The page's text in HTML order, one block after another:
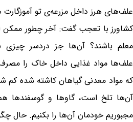
علف‌های هرز داخل مزرعه‌ی تو
کشاورز با تعجب گفت: آخر چطور
معلم باشند؟ آن‌ها جز دردسر چیزی
علف‌ها مواد غذایی داخل خاک را
که مواد معدنی گیاهان کاشته شده کم
آن‌ها تلخ است، گاوها و گوسفندها
مجبوریم خودمان آن‌ها را بکنیم. حال